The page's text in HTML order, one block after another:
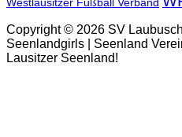
Copyright © 2026 SV
Seenlandgirls | Seenland
Lausitzer Seenland!